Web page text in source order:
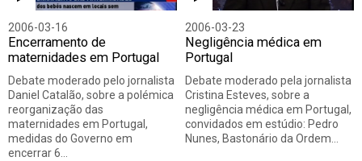
2006-03-16
Encerramento de
maternidades em Portugal
Debate moderado pelo jornalista
Daniel Catalão, sobre a polémica
reorganização das
maternidades em Portugal,
medidas do Governo em
encerrar 6…
2006-03-23
Negligência médica em
Portugal
Debate moderado pela jornalista
Cristina Esteves, sobre a
negligência médica em Portugal,
convidados em estúdio: Pedro
Nunes, Bastonário da Ordem…